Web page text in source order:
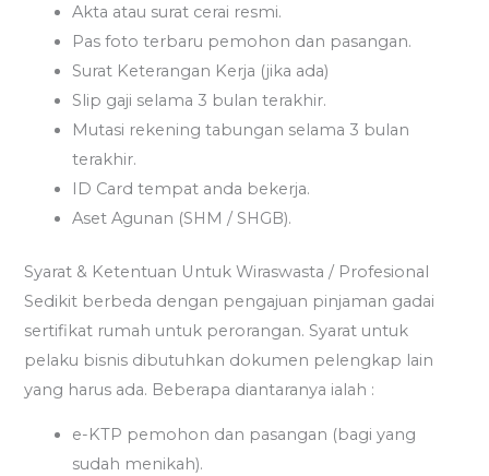
Akta atau surat cerai resmi.
Pas foto terbaru pemohon dan pasangan.
Surat Keterangan Kerja (jika ada)
Slip gaji selama 3 bulan terakhir.
Mutasi rekening tabungan selama 3 bulan
terakhir.
ID Card tempat anda bekerja.
Aset Agunan (SHM / SHGB).
Syarat & Ketentuan Untuk Wiraswasta / Profesional
Sedikit berbeda dengan pengajuan pinjaman gadai
sertifikat rumah untuk perorangan. Syarat untuk
pelaku bisnis dibutuhkan dokumen pelengkap lain
yang harus ada. Beberapa diantaranya ialah :
e-KTP pemohon dan pasangan (bagi yang
sudah menikah).